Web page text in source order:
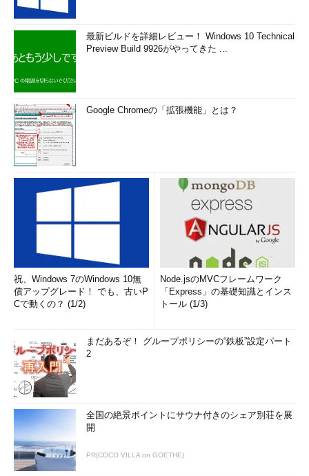
最新ビルドを詳細レビュー！ Windows 10 Technical
Preview Build 9926がやってきた ...
Google Chromeの「拡張機能」とは？
祝、Windows 7のWindows 10無
償アップグレード！ でも、古いP
Cで動くの？ (1/2)
Node.jsのMVCフレームワーク
「Express」の基礎知識とインス
トール (1/3)
まだあるぞ！ グループポリシーの“鉄板”設定パート
2
全国の絶景ポイントにサウナ付きのシェア別荘を展
開
PR(COCO VILLA on GOETHE)